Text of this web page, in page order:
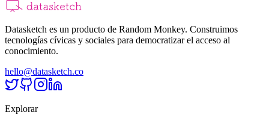
Datasketch es un producto de Random Monkey. Construimos
tecnologías cívicas y sociales para democratizar el acceso al
conocimiento.
hello@datasketch.co
Explorar